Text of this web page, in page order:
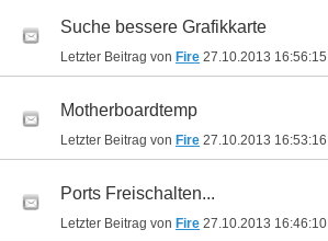
Suche bessere Grafikkarte
Letzter Beitrag von Fire 27.10.2013 16:56:15
Motherboardtemp
Letzter Beitrag von Fire 27.10.2013 16:53:16
Ports Freischalten...
Letzter Beitrag von Fire 27.10.2013 16:46:10